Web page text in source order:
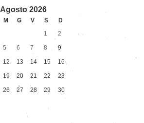
Agosto 2026
M G V S
D
1
2
5 6 7 8 9
12 13 14 15 16
19 20 21 22 23
26 27 28 29 30